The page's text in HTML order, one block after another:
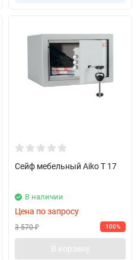
Сейф мебельный Aiko T 17
В наличии
Цена по запросу
3 570₽ 100%
В корзину